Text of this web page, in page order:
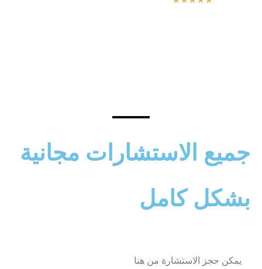
جميع الاستشارات مجانية
بشكل كامل
يمكن حجز الاستشارة من هنا